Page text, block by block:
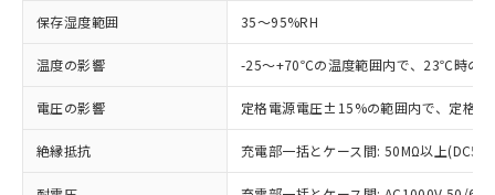
保存湿度範囲 35～95%RH
温度の影響 -25～+70℃の温度範囲内で、23℃時の
電圧の影響 定格電源電圧±15%の範囲内で、定格
絶縁抵抗 充電部一括とケース間: 50MΩ以上
本サービスは、当社制御機器事業取扱
商品の当社在庫状況および標準価格
(税抜)を提供させていただくもので
当社制御機器事業取扱商品の中には、
本サービスの対象外となる商品もある
ことをご了承ください。
在庫状況および標準価格照会結果は、
非含有の対応状況を調査中または確認中の
商品です。
非該当品：ライセンス料など無形物で、有
害物質有無と関係のない商品です。
仕入先様の事情により、非含有部品として
いたものが、含有品と判明した場合などや
むを得ず変更することがあります。
※1 中国RoHS○×表
「○」：最大均質材料含有率が中国RoHSの
基準値以下であることを示します。
基準値を超えていることを示します。
「－」：未確認です。当社販売部門へお問
当社は、これら貴社製品のうち、外国
為替および外国貿易法に定める商品